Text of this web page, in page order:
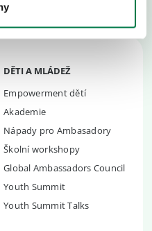
DĚTI A MLÁDEŽ
Empowerment dětí
Akademie
Nápady pro Ambasadory
Školní workshopy
Global Ambassadors Council
Youth Summit
Youth Summit Talks